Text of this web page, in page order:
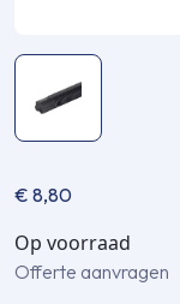
€ 8,80
Op voorraad
Offerte aanvragen